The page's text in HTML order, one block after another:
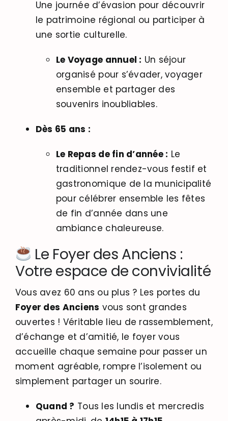
Une journée d’évasion pour découvrir
le patrimoine régional ou participer à
une sortie culturelle.
Le Voyage annuel : Un séjour
organisé pour s’évader, voyager
ensemble et partager des
souvenirs inoubliables.
Dès 65 ans :
Le Repas de fin d’année : Le
traditionnel rendez-vous festif et
gastronomique de la municipalité
pour célébrer ensemble les fêtes
de fin d’année dans une
ambiance chaleureuse.
Le Foyer des Anciens :
Votre espace de convivialité
Vous avez 60 ans ou plus ? Les portes du
Foyer des Anciens vous sont grandes
ouvertes ! Véritable lieu de rassemblement,
d’échange et d’amitié, le foyer vous
accueille chaque semaine pour passer un
moment agréable, rompre l’isolement ou
simplement partager un sourire.
Quand ? Tous les lundis et mercredis